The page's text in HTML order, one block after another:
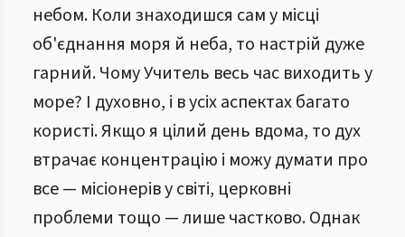
небом. Коли знаходишся сам у місці
об'єднання моря й неба, то настрій дуже
гарний. Чому Учитель весь час виходить у
море? І духовно, і в усіх аспектах багато
користі. Якщо я цілий день вдома, то дух
втрачає концентрацію і можу думати про
все — місіонерів у світі, церковні
проблеми тощо — лише частково. Однак